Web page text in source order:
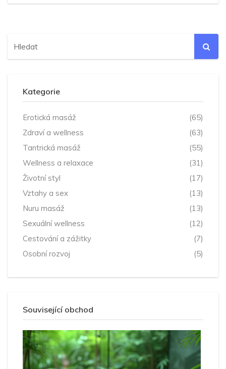
Kategorie
Erotická masáž
(65)
Zdraví a wellness
(63)
Tantrická masáž
(55)
Wellness a relaxace
(31)
Životní styl
(17)
Vztahy a sex
(13)
Nuru masáž
(13)
Sexuální wellness
(12)
Cestování a zážitky
(7)
Osobní rozvoj
(5)
Související obchod